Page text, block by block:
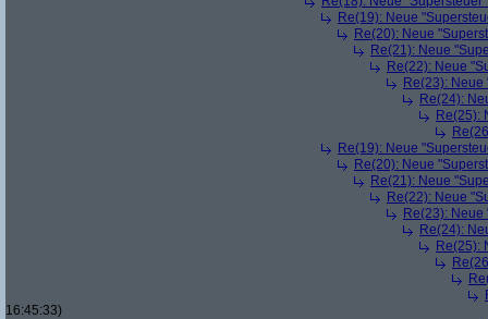
Re(19): Neue
Re(20): Neue
Re(21): Neue
Re(22): Neue
Re(23):
Re(24):
Re(25):
Re(19): Neue
Re(20): Neue
Re(21): Neue
Re(22): Neue
Re(23):
Re(24):
Re(25):
16:45:33)